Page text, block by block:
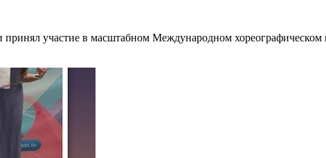
участие в масштабном Международном хореографическом